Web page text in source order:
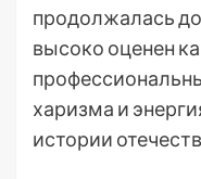
продолжалась
высоко оценен
харизма и
истории